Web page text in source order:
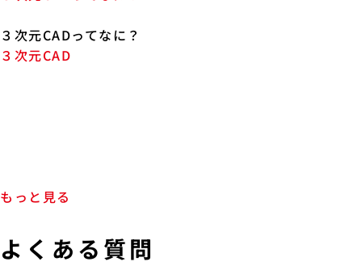
３次元CADってなに？
３次元CAD
もっと見る
よくある質問